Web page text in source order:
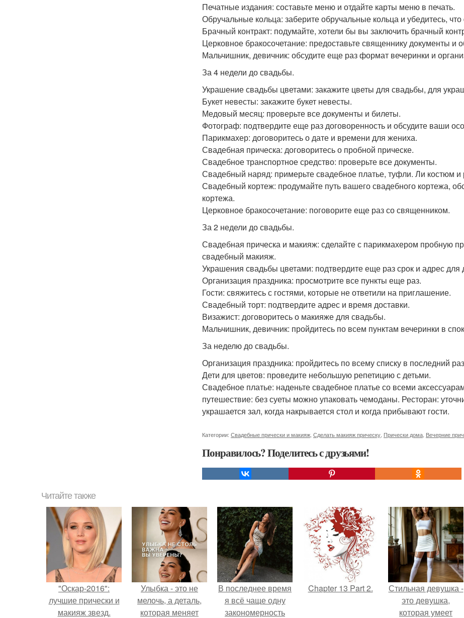
Печатные издания: составьте меню и отдайте карты меню в печать.
Обручальные кольца: заберите обручальные кольца и убедитесь,
Брачный контракт: подумайте, хотели бы вы заключить брачный
Церковное бракосочетание: предоставьте священнику документы и
Мальчишник, девичник: обсудите еще раз формат вечеринки и
За 4 недели до свадьбы.
Украшение свадьбы цветами: закажите цветы для свадьбы, для
Букет невесты: закажите букет невесты.
Медовый месяц: проверьте все документы и билеты.
Фотограф: подтвердите еще раз договоренность и обсудите ваши
Парикмахер: договоритесь о дате и времени для жениха.
Свадебная прическа: договоритесь о пробной прическе.
Свадебное транспортное средство: проверьте все документы.
Свадебный наряд: примерьте свадебное платье, туфли. Ли костюм
Свадебный кортеж: продумайте путь вашего свадебного кортежа,
кортежа.
Церковное бракосочетание: поговорите еще раз со священником.
За 2 недели до свадьбы.
Свадебная прическа и макияж: сделайте с парикмахером пробную
свадебный макияж.
Украшения свадьбы цветами: подтвердите еще раз срок и адрес для
Организация праздника: просмотрите все пункты еще раз.
Гости: свяжитесь с гостями, которые не ответили на приглашение.
Свадебный торт: подтвердите адрес и время доставки.
Визажист: договоритесь о макияже для свадьбы.
Мальчишник, девичник: пройдитесь по всем пунктам вечеринки в
За неделю до свадьбы.
Организация праздника: пройдитесь по всему списку в последний
Дети для цветов: проведите небольшую репетицию с детьми.
Свадебное платье: наденьте свадебное платье со всеми
путешествие: без суеты можно упаковать чемоданы. Ресторан:
украшается зал, когда накрывается стол и когда прибывают гости.
Категории: Свадебные прически и макияж Сделать макияж прическу Прически дома Вечерние
Понравилось? Поделитесь с друзьями!
Читайте также
"Оскар-2016":
лучшие прически и
макияж звезд.
Улыбка - это не
мелочь, а деталь,
которая меняет
В последнее время
я всё чаще одну
закономерность
Chapter 13 Part 2.
Стильная девушка -
это девушка,
которая умеет